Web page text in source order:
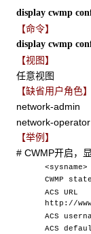
display cwmp
【命令】
display cwmp
【视图】
任意视图
【缺省用户角色】
network-admin
network-operator
【举例】
# CWMP开启，
http://
ACS
ACS